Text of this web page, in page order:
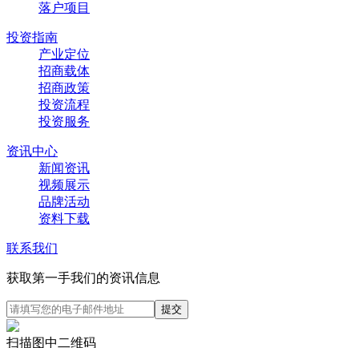
落户项目
投资指南
产业定位
招商载体
招商政策
投资流程
投资服务
资讯中心
新闻资讯
视频展示
品牌活动
资料下载
联系我们
获取第一手我们的资讯信息
扫描图中二维码